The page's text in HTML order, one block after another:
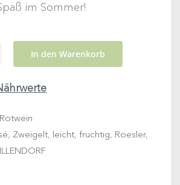
im Sommer!
In den Warenkorb
Rotwein
, Zweigelt, leicht, fruchtig, Roesler,